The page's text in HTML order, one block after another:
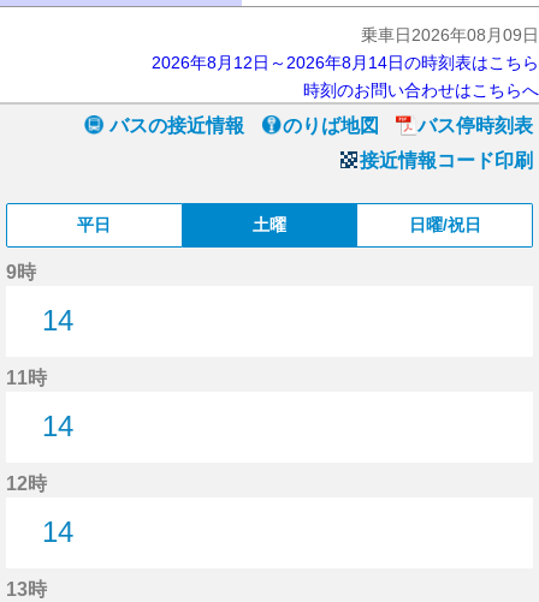
乗車日2026年08月09日
2026年8月12日～2026年8月14日の時刻表はこちら
時刻のお問い合わせはこちらへ
バスの接近情報 のりば地図
バス停時刻表
接近情報コード印刷
平日 土曜 日曜/祝日
9時
14
11時
14
12時
14
13時